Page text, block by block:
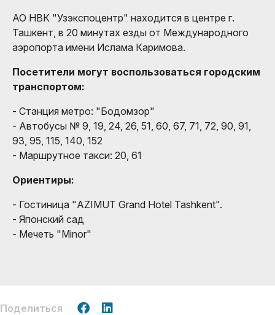
АО НВК "Узэкспоцентр" находится в центре г.
Ташкент, в 20 минутах езды от Международного
аэропорта имени Ислама Каримова.
Посетители могут воспользоваться городским
транспортом:
- Станция метро: "Бодомзор"
- Автобусы № 9, 19, 24, 26, 51, 60, 67, 71, 72, 90, 91,
93, 95, 115, 140, 152
- Маршрутное такси: 20, 61
Ориентиры:
- Гостиница "AZIMUT Grand Hotel Tashkent".
- Японский сад
- Мечеть "Minor"
Поделиться